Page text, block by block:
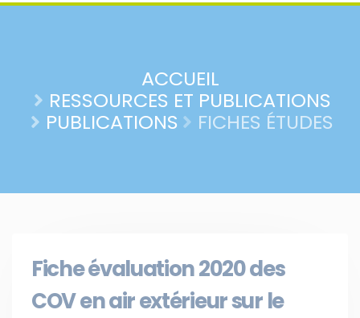
ACCUEIL
RESSOURCES ET PUBLICATIONS
PUBLICATIONS
FICHES ÉTUDES
Fiche évaluation 2020 des
COV en air extérieur sur le